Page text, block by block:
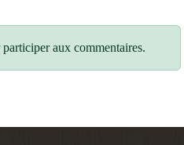
aux commentaires.